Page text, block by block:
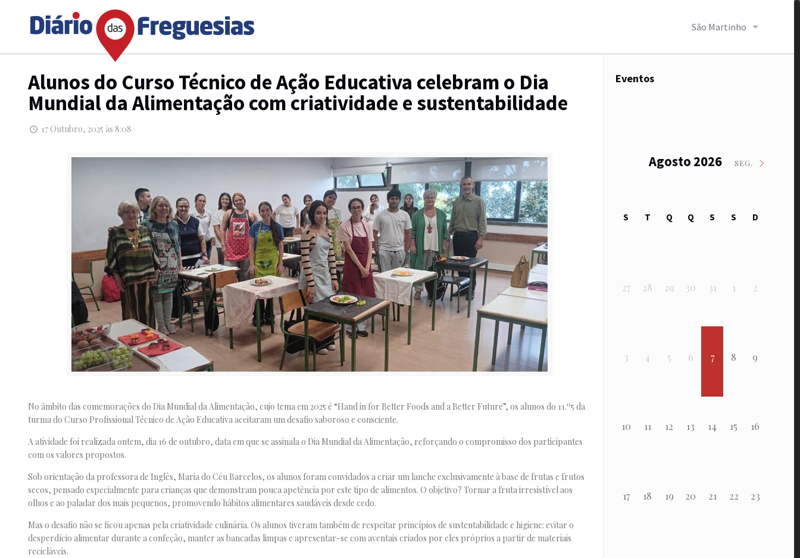
São Martinho
Alunos do Curso Técnico de Ação Educativa celebram o Dia
Mundial da Alimentação com criatividade e sustentabilidade
17 Outubro, 2025 às 8:08
No âmbito das comemorações do Dia Mundial da Alimentação, cujo tema em 2025 é “Hand in for Better Foods and a Better Future”, os alunos do 11.º5 da
turma do Curso Profissional Técnico de Ação Educativa aceitaram um desafio saboroso e consciente.
A atividade foi realizada ontem, dia 16 de outubro, data em que se assinala o Dia Mundial da Alimentação, reforçando o compromisso dos participantes
com os valores propostos.
Sob orientação da professora de Inglês, Maria do Céu Barcelos, os alunos foram convidados a criar um lanche exclusivamente à base de frutas e frutos
secos, pensado especialmente para crianças que demonstram pouca apetência por este tipo de alimentos. O objetivo? Tornar a fruta irresistível aos
olhos e ao paladar dos mais pequenos, promovendo hábitos alimentares saudáveis desde cedo.
Mas o desafio não se ficou apenas pela criatividade culinária. Os alunos tiveram também de respeitar princípios de sustentabilidade e higiene: evitar o
desperdício alimentar durante a confeção, manter as bancadas limpas e apresentar-se com aventais criados por eles próprios a partir de materiais
recicláveis.
Eventos
Agosto 2026 SEG.
S T Q Q S S D
27 28 29 30 31 1 2
3 4 5 6 7 8 9
10 11 12 13 14 15 16
17 18 19 20 21 22 23